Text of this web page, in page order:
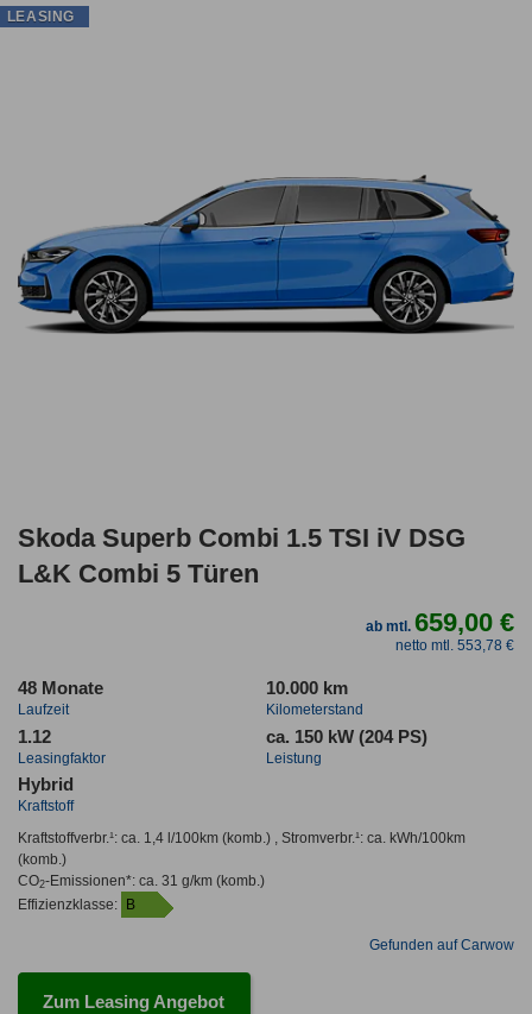
Skoda Superb Combi 1.5 TSI iV DSG
L&K Combi 5 Türen
ab mtl.659,00 €
netto mtl. 553,78 €
48 Monate
Laufzeit
10.000 km
Kilometerstand
1.12
Leasingfaktor
ca. 150 kW (204 PS)
Leistung
Hybrid
Kraftstoff
Kraftstoffverbr.¹: ca. 1,4 l/100km(komb.) , Stromverbr.¹: ca. kWh/100km
(komb.)
CO2-Emissionen*: ca. 31 g/km(komb.)
Effizienzklasse: B
Gefunden auf Carwow
Zum Leasing Angebot
LEASING